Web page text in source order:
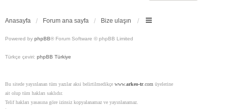
Anasayfa Forum ana sayfa Bize ulaşın
Powered by phpBB® Forum Software © phpBB Limited
Türkçe çeviri: phpBB Türkiye
Bu sitede yayınlanan tüm yazılar aksi belirtilmedikçe www.arkeo-tr.com üyelerine
ait olup tüm hakları saklıdır.
Telif hakları yasasına göre izinsiz kopyalanamaz ve yayınlanamaz.